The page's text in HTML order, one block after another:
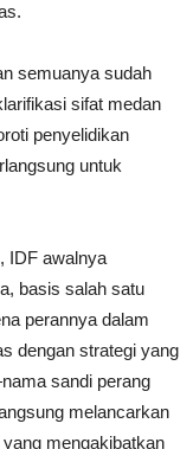
semuanya sudah
sifat medan
penyelidikan
untuk
IDF awalnya
basis salah satu
perannya dalam
dengan strategi yang
sandi perang
melancarkan
mengakibatkan